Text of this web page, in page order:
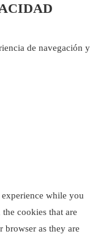
de navegación y
while you
cookies that are
browser as they are